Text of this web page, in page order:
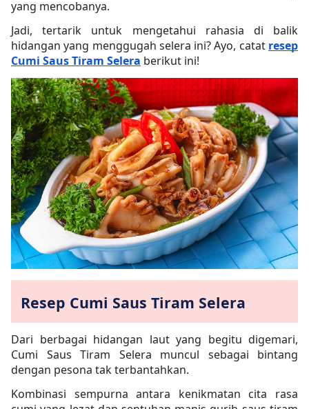
yang mencobanya.
Jadi, tertarik untuk mengetahui rahasia di balik
hidangan yang menggugah selera ini? Ayo, catat resep
Cumi Saus Tiram Selera berikut ini!
Resep Cumi Saus Tiram Selera
Dari berbagai hidangan laut yang begitu digemari,
Cumi Saus Tiram Selera muncul sebagai bintang
dengan pesona tak terbantahkan.
Kombinasi sempurna antara kenikmatan cita rasa